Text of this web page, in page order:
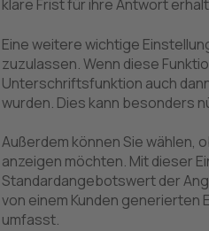
klare Frist für ihre Antwort
Eine weitere wichtige
zuzulassen. Wenn diese
Unterschriftsfunktion auch
wurden. Dies kann besonders
Außerdem können Sie wählen,
anzeigen möchten. Mit dieser
Standardangebotswert der
von einem Kunden generierten
umfasst.